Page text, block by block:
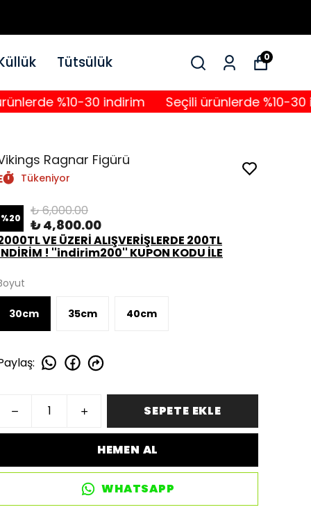
Tütsülük 0
%10-30 indirim Seçili ürünlerde %10-30
Ragnar Figürü
Tükeniyor
%20 ₺ 6,000.00
₺ 4,800.00
VE ÜZERİ ALIŞVERİŞLERDE 200TL
! ''indirim200'' KUPON KODU İLE
30cm 35cm 40cm
:
SEPETE EKLE
HEMEN AL
WHATSAPP